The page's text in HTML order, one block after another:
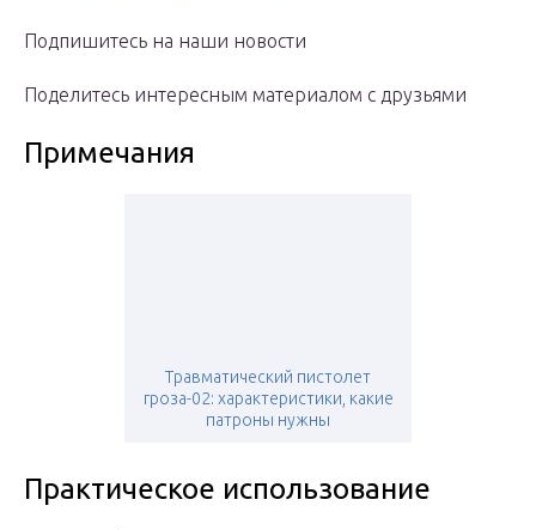
Подпишитесь на наши новости
Поделитесь интересным материалом с друзьями
Примечания
Травматический пистолет
гроза-02: характеристики, какие
патроны нужны
Практическое использование